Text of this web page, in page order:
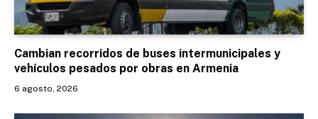
Cambian recorridos de buses intermunicipales y
vehículos pesados por obras en Armenia
6 agosto, 2026